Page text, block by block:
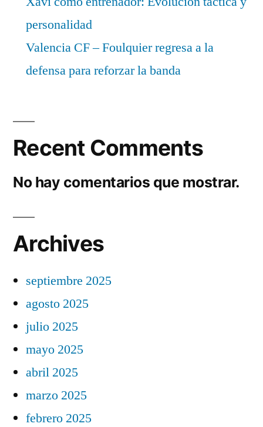
personalidad
Valencia CF – Foulquier regresa a la
defensa para reforzar la banda
Recent Comments
No hay comentarios que mostrar.
Archives
septiembre 2025
agosto 2025
julio 2025
mayo 2025
abril 2025
marzo 2025
febrero 2025